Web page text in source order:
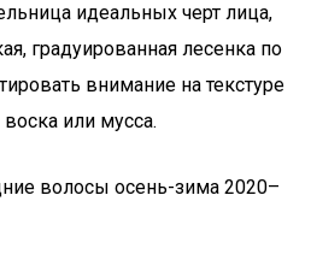
идеальных черт лица,
градуированная лесенка по
внимание на текстуре
или мусса.
волосы осень-зима 2020–